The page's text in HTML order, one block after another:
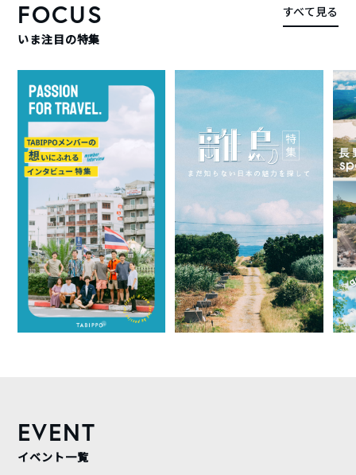
FOCUS
いま注目の特集
すべて見る
EVENT
イベント一覧